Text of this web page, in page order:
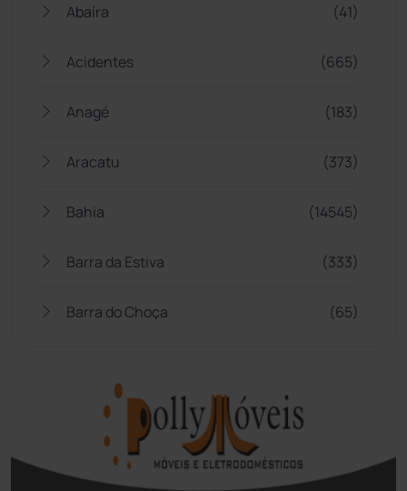
Abaíra (41)
Acidentes (665)
Anagé (183)
Aracatu (373)
Bahia (14545)
Barra da Estiva (333)
Barra do Choça (65)
Bom Jesus da Lapa
Boquira